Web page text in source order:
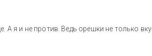
А я и не против. Ведь орешки не только